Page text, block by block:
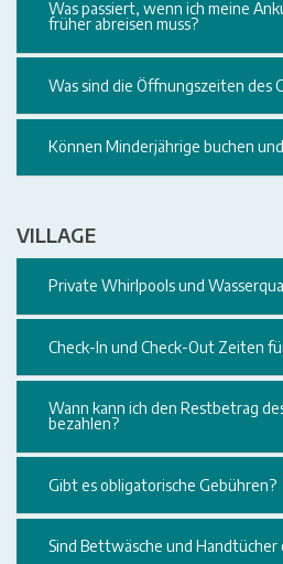
Was passiert, wenn ich meine
früher abreisen muss?
Was sind die Öffnungszeiten des
Können Minderjährige buchen
VILLAGE
Private Whirlpools und
Check-In und Check-Out Zeiten
Wann kann ich den Restbetrag
bezahlen?
Gibt es obligatorische Gebühren?
Sind Bettwäsche und